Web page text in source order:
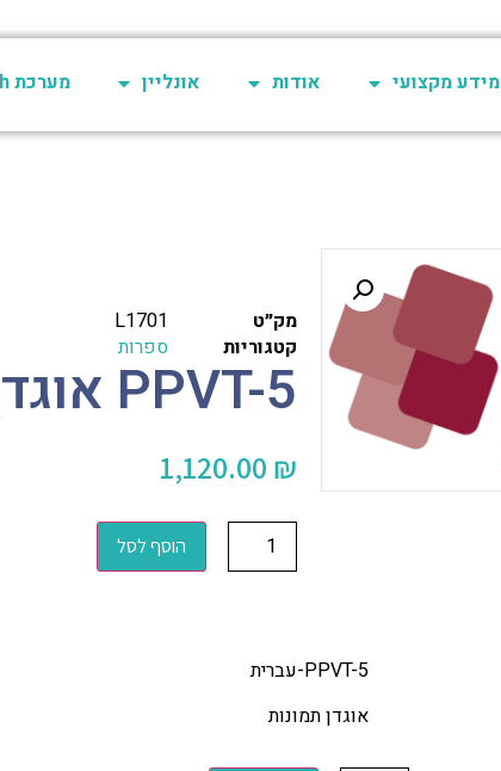
מידע מקצועי אודות אונליין מערכת PTech
מק״ט
L1701
קטגוריות
ספרות
PPVT-5 אוגדן תמונות
1,120.00 ₪
הוסף לסל
PPVT-5-עברית
אוגדן תמונות